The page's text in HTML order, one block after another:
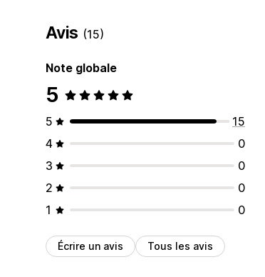
Avis (15)
Note globale
5
5
15
4
0
3
0
2
0
1
0
Écrire un avis Tous les avis